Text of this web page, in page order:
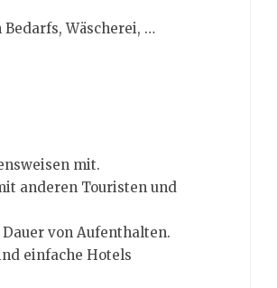
Wäscherei, …
mit.
anderen Touristen und
von Aufenthalten.
einfache Hotels